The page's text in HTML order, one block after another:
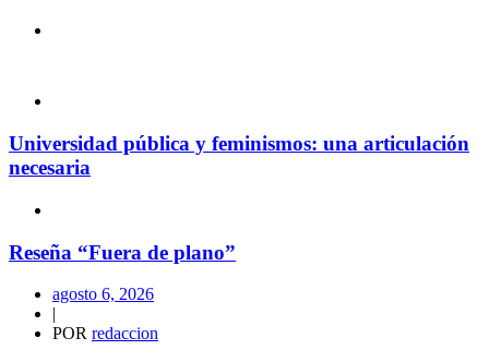
Universidad pública y feminismos: una articulación
necesaria
Reseña “Fuera de plano”
agosto 6, 2026
|
POR redaccion